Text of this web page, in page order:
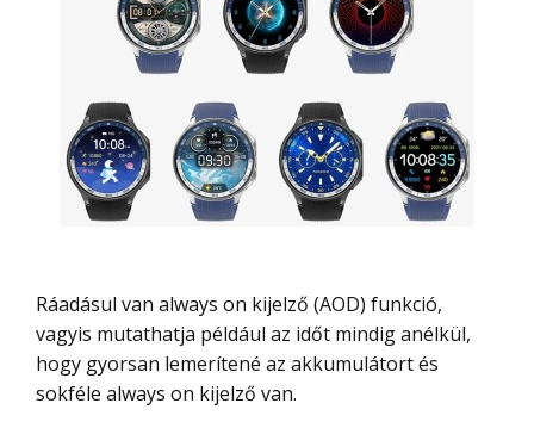
Ráadásul van always on kijelző (AOD) funkció,
vagyis mutathatja például az időt mindig anélkül,
hogy gyorsan lemerítené az akkumulátort és
sokféle always on kijelző van.